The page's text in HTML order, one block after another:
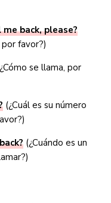
back, please?
favor?)
se llama, por
(¿Cuál es su número
(¿Cuándo es un